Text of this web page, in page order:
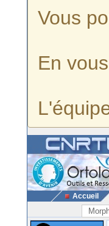
Vous
En
Accueil